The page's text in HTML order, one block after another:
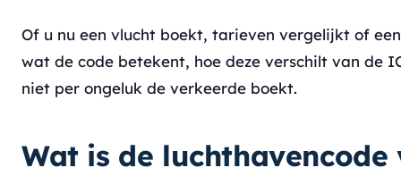
Of u nu een vlucht boekt, tarieven vergelijkt of
wat de code betekent, hoe deze verschilt van de
niet per ongeluk de verkeerde boekt.
Wat is de luchthavencode